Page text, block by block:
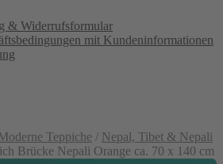
& Widerrufsformular
mit Kundeninformationen
Teppiche / Nepal, Tibet & Nepali
Brücke Nepali Orange ca. 70 x 140 cm